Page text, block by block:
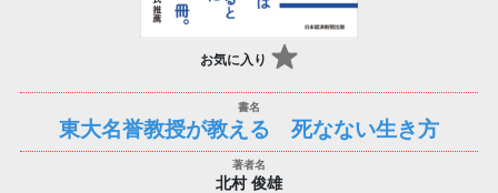
お気に入り
東大名誉教授が教える 死なない生き方
北村 俊雄